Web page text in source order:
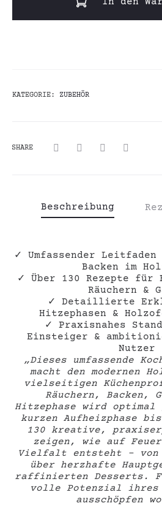
Räuchern,
mehr
KATEGORIE: ZUBEHÖR
SHARE
Beschreibung
✓ Umfassender
Backen im
✓ Über 130 Rezepte für
Räuchern &
✓ Detaillierte
Hitzephasen &
✓ Praxisnahes
Einsteiger &
Nutzer
„Dieses umfassende
macht den modernen
vielseitigen
Räuchern, Backen,
Hitzephase wird
kurzen Aufheizphase
130 kreative,
zeigen, wie auf
Vielfalt entsteht – von
über herzhafte
raffinierten Desserts.
volle Potenzial ihres
ausschöpfen